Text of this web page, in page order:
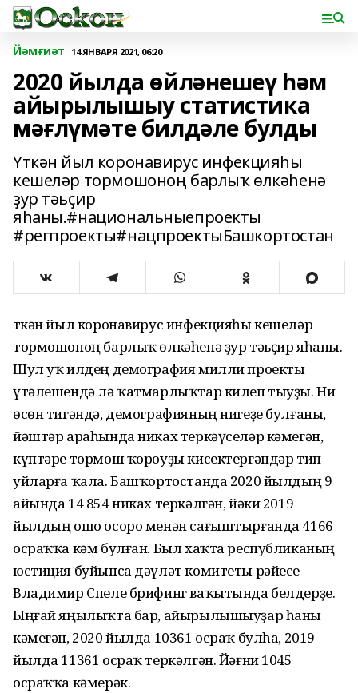
Йәмғиәт 14 ЯНВАРЯ 2021, 06:20
2020 йылда өйләнешеү һәм
айырылышыу статистика
мәғлүмәте билдәле булды
Үткән йыл коронавирус инфекцияһы
кешеләр тормошоноң барлыҡ өлкәһенә
ҙур тәьҫир
яһаны.#национальныепроекты
#регпроекты#нацпроектыБашкортостан
Үткән йыл коронавирус инфекцияһы кешеләр
тормошоноң барлыҡ өлкәһенә ҙур тәьҫир яһаны.
Шул уҡ илдең демография милли проекты
үтәлешендә лә ҡатмарлыҡтар килеп тыуҙы. Ни
өсөн тигәндә, демографияның нигеҙе булғаны,
йәштәр араһында никах теркәүселәр кәмегән,
күптәре тормош ҡороуҙы кисектергәндәр тип
уйларға ҡала. Башҡортостанда 2020 йылдың 9
айында 14 854 никах теркәлгән, йәки 2019
йылдың ошо осоро менән сағыштырғанда 4166
осраҡҡа кәм булған. Был хаҡта республиканың
юстиция буйынса дәүләт комитеты рәйесе
Владимир Спеле брифинг ваҡытында белдерҙе.
Ыңғай яңылыҡта бар, айырылышыуҙар һаны
кәмегән, 2020 йылда 10361 осраҡ булһа, 2019
йылда 11361 осраҡ теркәлгән. Йәғни 1045
осраҡҡа кәмерәк.